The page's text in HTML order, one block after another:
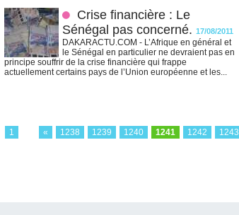
Crise financière : Le
Sénégal pas concerné. 17/08/2011
DAKARACTU.COM - L’Afrique en général et
le Sénégal en particulier ne devraient pas en
principe souffrir de la crise financière qui frappe
actuellement certains pays de l’Union européenne et les...
1 « 1238 1239 1240 1241 1242 1243